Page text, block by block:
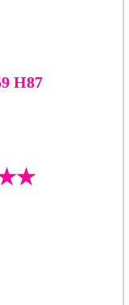
H87